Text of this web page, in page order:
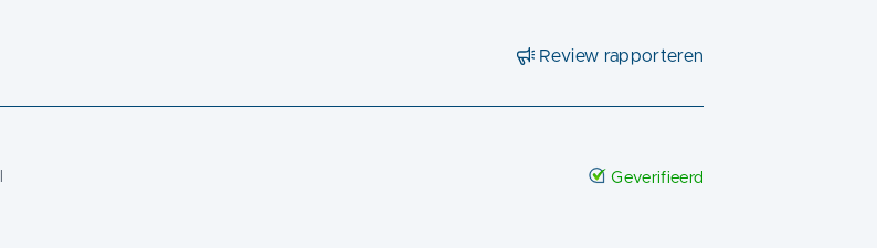
Review rapporteren
Geverifieerd